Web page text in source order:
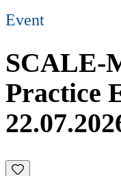
Event
SCALE-
Practice